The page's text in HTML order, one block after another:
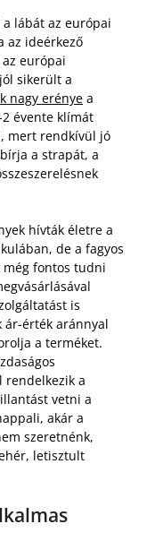
lábát az európai
az ideérkező
európai
sikerült a
nagy erénye a
évente klímát
mert rendkívül jó
a strapát, a
hívták életre a
de a fagyos
fontos tudni
is
ár-érték aránnyal
a terméket.
rendelkezik a
vetni a
akár a
szeretnénk,
letisztult